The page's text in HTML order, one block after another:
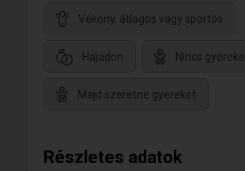
Vékony, átlagos vagy sportos
Hajadon Nincs gyereke
Majd szeretne gyereket
Részletes adatok